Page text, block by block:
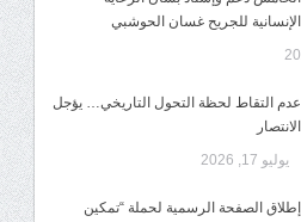
الإنسانية للجريح غسان الحوشبي
عدم التقاط لحظة التحول التاريخي… يؤجل
الانتصار
يوليو 17, 2026
إطلاق الصفحة الرسمية لحملة “تمكين